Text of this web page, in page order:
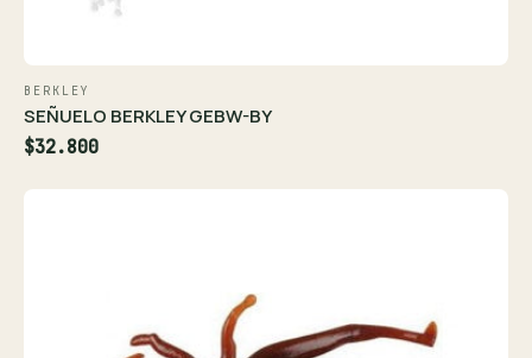
BERKLEY
SEÑUELO BERKLEY GEBW-BY
$32.800